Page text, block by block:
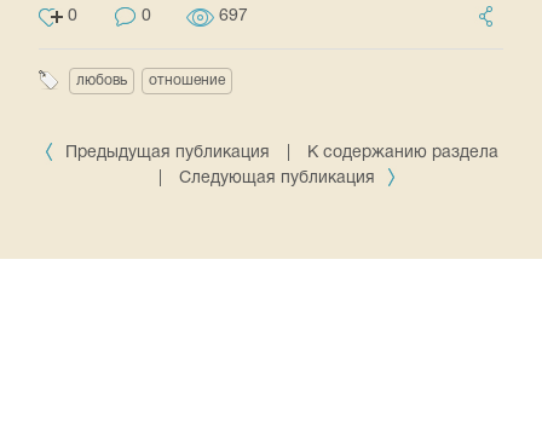
0 0 697
любовь отношение
Предыдущая публикация
К содержанию раздела
Следующая публикация